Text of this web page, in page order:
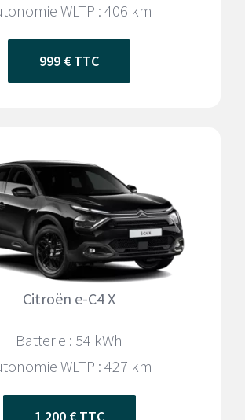
WLTP :406 km
999 € TTC
Citroën e-C4 X
Batterie : 54 kWh
WLTP :427 km